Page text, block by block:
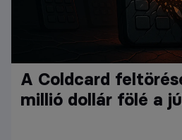
A Coldcard
millió dollár fölé a